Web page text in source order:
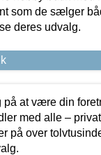
som de sælger
deres udvalg.
at være din
med alle –
på over